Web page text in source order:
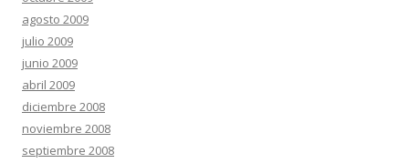
agosto 2009
julio 2009
junio 2009
abril 2009
diciembre 2008
noviembre 2008
septiembre 2008